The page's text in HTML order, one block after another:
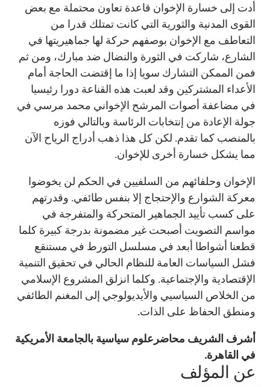
أدت إلى خسارة الإخوان قاعدة تعاون محتملة مع بعض
القوى المدنية والثورية التي كانت تمتلك قدرا من
التعاطف مع الإخوان بوصفهم حركة لها جماهيريتها في
الشارع، شاركت في الثورة والنضال ضد مبارك، ومن ثم
فمن الممكن التشارك سويا إذا ما إقتضت الحاجة أمام
الأعداء المشتركين وقد لعبت هذه القناعة دورا رئيسيا
في مضاعفة أصوات المرشح الإخواني محمد مرسي في
جولة الإعادة من إنتخابات الرئاسة وبالتالي فوزه
بالمنصب كما تقدم. لكن كل هذا ذهب أدراج الرياح الآن
مما يشكل خسارة أخرى للإخوان.
الإخوان وحلفائهم من السلفيين في الحكم لن يخوضوا
معركة الشوارع والإحتجاج إلا بنفس طائفي. وقدرتهم
على كسب تأييد الجماهير المتحركة والمتفرجة في
مواسم التصويت أصبحت غير مضمونة بدرجة كبيرة كلما
قطعنا أشواطا أبعد في مسلسل التورط في مستنقع
فشل السياسات العامة للنظام الحالي في تحقيق التنمية
الإقتصادية والإجتماعية. وكلما انزلق المشروع الإسلامي
من الخلاص السياسيي والأيديولوجي إلى المغنم الطائفي
ومنطق الحفاظ على الذات.
أشرف الشريف محاضرعلوم سياسية بالجامعة الأمريكية
في القاهرة.
عن المؤلف